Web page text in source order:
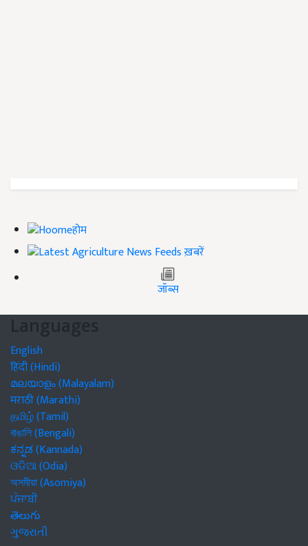
होम
ख़बरें
जॉब्स
Languages
English
हिंदी (Hindi)
മലയാളം (Malayalam)
मराठी (Marathi)
தமிழ் (Tamil)
বাঙালি (Bengali)
ಕನ್ನಡ (Kannada)
ଓଡିଆ (Odia)
অসমীয়া (Asomiya)
ਪੰਜਾਬੀ
తెలుగు
ગુજરાતી